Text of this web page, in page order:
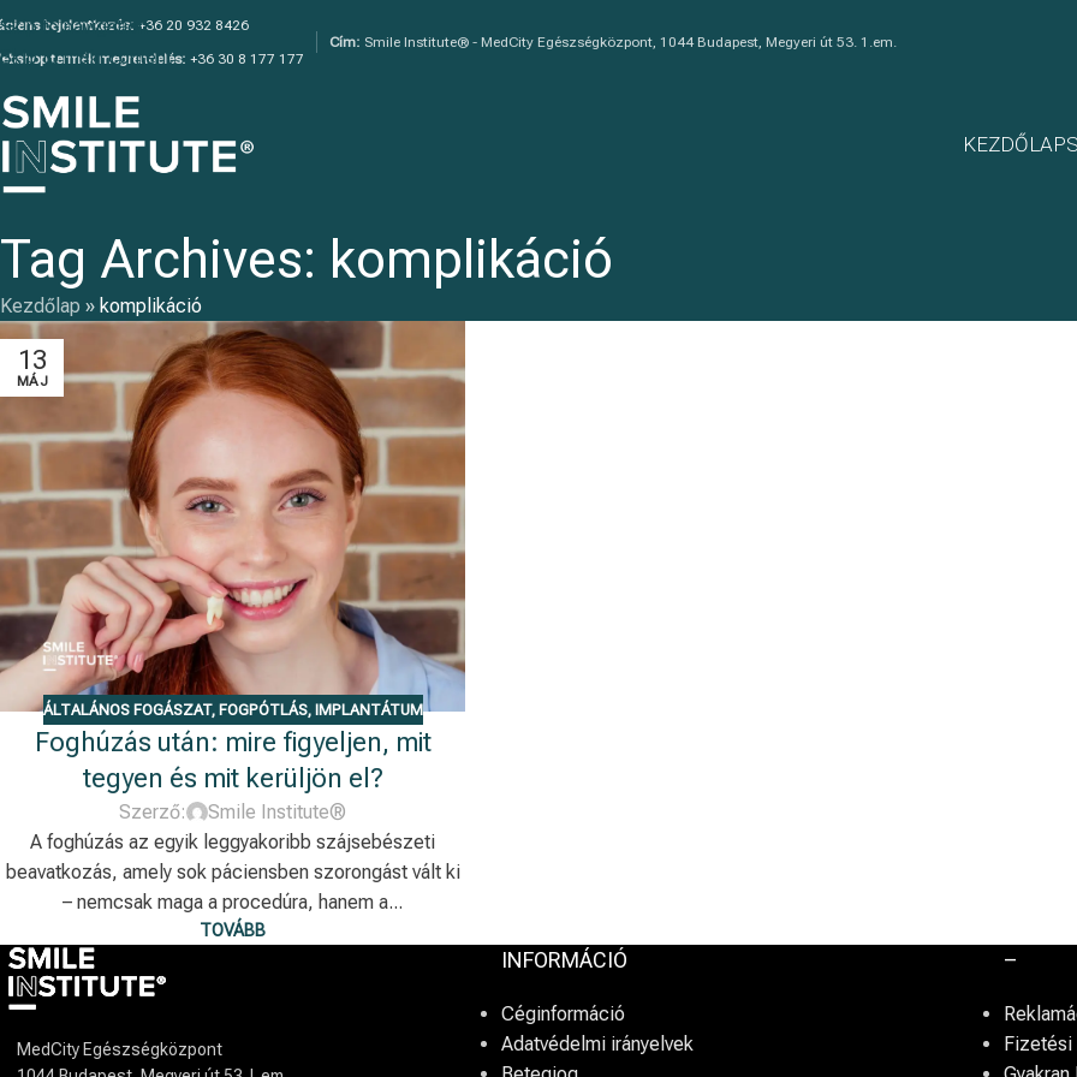
Skip to navigation
Skip to main content
bejelentkezés: +36 20 932 8426
termék megrendelés: +36 30 8 177 177
Cím: Smile Institute® - MedCity Egészségközpont, 1044 Budapest, Megyeri út 53. 1.em.
KEZDŐLAP
Tag Archives: komplikáció
Kezdőlap » komplikáció
13
MÁJ
ÁLTALÁNOS FOGÁSZAT, FOGPÓTLÁS, IMPLANTÁTUM
Foghúzás után: mire figyeljen, mit
tegyen és mit kerüljön el?
Szerző:
Smile Institute®
A foghúzás az egyik leggyakoribb szájsebészeti
beavatkozás, amely sok páciensben szorongást vált ki
– nemcsak maga a procedúra, hanem a...
TOVÁBB
MedCity Egészségközpont
INFORMÁCIÓ
Céginformáció
Adatvédelmi irányelvek
–